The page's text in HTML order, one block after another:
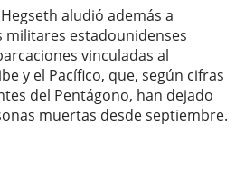
aludió además a
militares estadounidenses
vinculadas al
y el Pacífico, que, según cifras
del Pentágono, han dejado
muertas desde septiembre.